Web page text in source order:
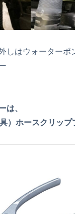
しはウォーターポ
は、
）ホースクリップ